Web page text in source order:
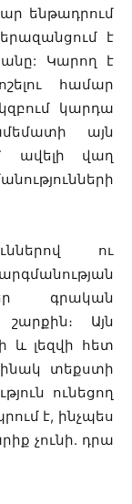
ենթադրում
է
Կարող է
համար
կարդա
այն
ավելի վաղ
ու
գրական
Այն
և լեզվի հետ
տեքստի
ունեցող
է, ինչպես
չունի. դրա